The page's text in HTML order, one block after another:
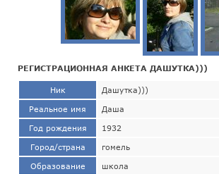
РЕГИСТРАЦИОННАЯ АНКЕТА ДАШУТКА)))
Ник Дашутка)))
Реальное имя Даша
Год рождения 1932
Город/страна гомель
Образование школа